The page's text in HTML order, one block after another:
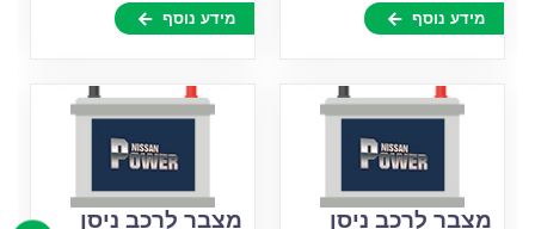
מידע נוסף מידע נוסף
מצבר לרכב ניסן מצבר לרכב ניסן